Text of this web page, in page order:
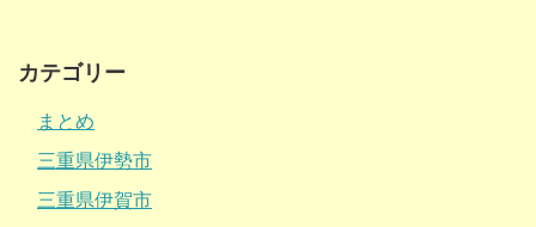
カテゴリー
まとめ
三重県伊勢市
三重県伊賀市